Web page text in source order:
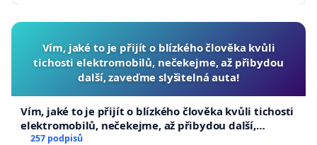
Vím, jaké to je přijít o blízkého člověka kvůli
tichosti elektromobilů, nečekejme, až přibydou
další, zaveďme slyšitelná auta!
Vím, jaké to je přijít o blízkého člověka kvůli tichosti
elektromobilů, nečekejme, až přibydou další,
zaveďme slyšitelná auta!
257 podpisů